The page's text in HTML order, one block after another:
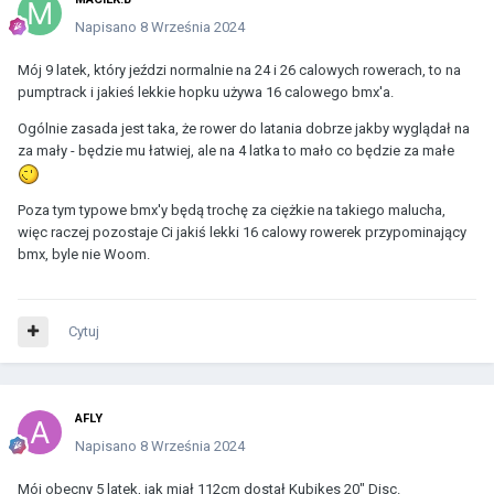
Napisano 8 Września 2024
Mój 9 latek, który jeździ normalnie na 24 i 26 calowych rowerach, to na
pumptrack i jakieś lekkie hopku używa 16 calowego bmx'a.
Ogólnie zasada jest taka, że rower do latania dobrze jakby wyglądał na
za mały - będzie mu łatwiej, ale na 4 latka to mało co będzie za małe
Poza tym typowe bmx'y będą trochę za ciężkie na takiego malucha,
więc raczej pozostaje Ci jakiś lekki 16 calowy rowerek przypominający
bmx, byle nie Woom.
Cytuj
AFLY
Napisano 8 Września 2024
Mój obecny 5 latek, jak miał 112cm dostał Kubikes 20" Disc.